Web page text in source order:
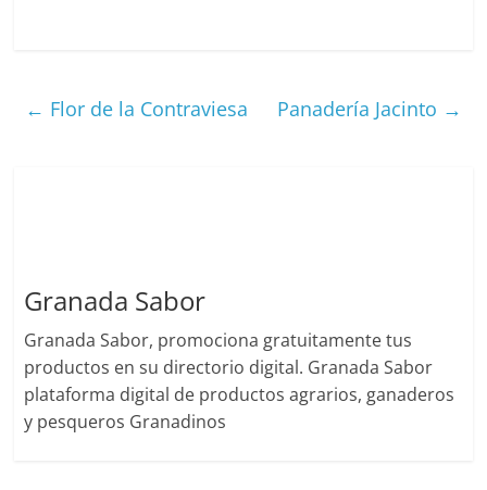
← Flor de la Contraviesa Panadería Jacinto →
Granada Sabor
Granada Sabor, promociona gratuitamente tus
productos en su directorio digital. Granada Sabor
plataforma digital de productos agrarios, ganaderos
y pesqueros Granadinos